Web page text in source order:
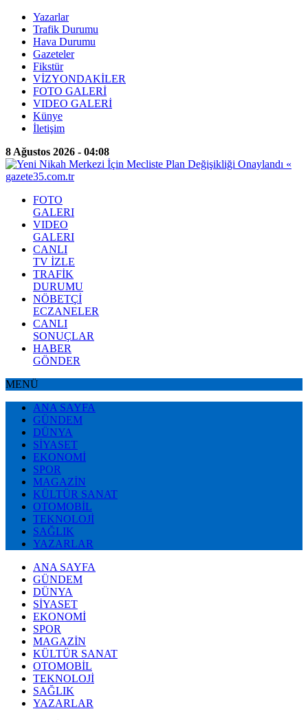
Yazarlar
Trafik Durumu
Hava Durumu
Gazeteler
Fikstür
VİZYONDAKİLER
FOTO GALERİ
VIDEO GALERİ
Künye
İletişim
8 Ağustos 2026 - 04:08
FOTO
GALERI
VIDEO
GALERI
CANLI
TV İZLE
TRAFİK
DURUMU
NÖBETÇİ
ECZANELER
CANLI
SONUÇLAR
HABER
GÖNDER
MENÜ
ANA SAYFA
GÜNDEM
DÜNYA
SİYASET
EKONOMİ
SPOR
MAGAZİN
KÜLTÜR SANAT
OTOMOBİL
TEKNOLOJİ
SAĞLIK
YAZARLAR
ANA SAYFA
GÜNDEM
DÜNYA
SİYASET
EKONOMİ
SPOR
MAGAZİN
KÜLTÜR SANAT
OTOMOBİL
TEKNOLOJİ
SAĞLIK
YAZARLAR